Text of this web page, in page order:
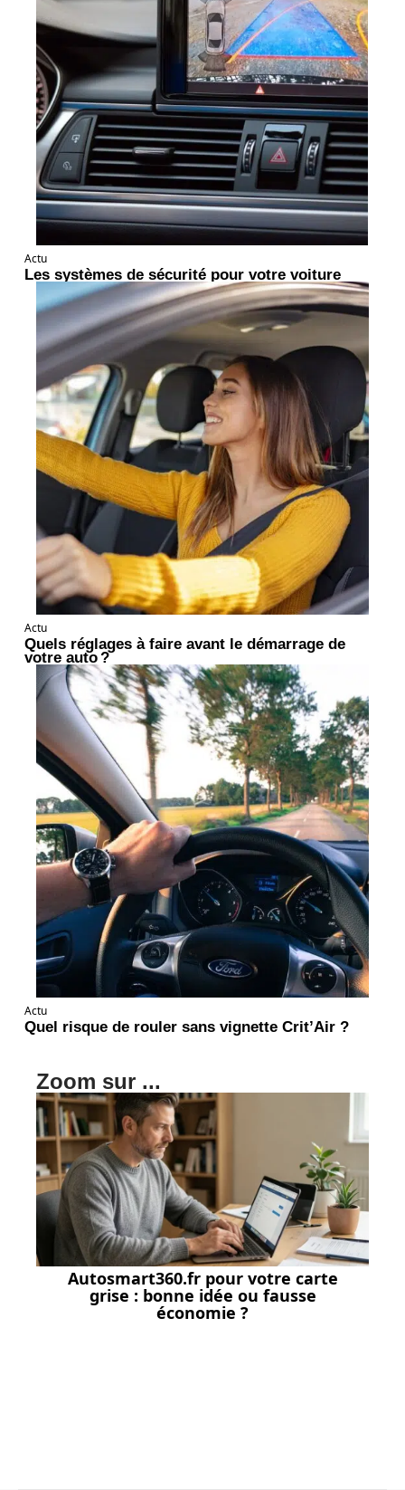
Actu
Les systèmes de sécurité pour votre voiture
Actu
Quels réglages à faire avant le démarrage de
votre auto ?
Actu
Quel risque de rouler sans vignette Crit’Air ?
Zoom sur ...
Autosmart360.fr pour votre carte
grise : bonne idée ou fausse
économie ?